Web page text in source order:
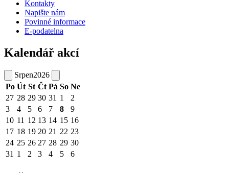
Kontakty
Napište nám
Povinné informace
E-podatelna
Kalendář akcí
Srpen2026
Po Út St Čt Pá So Ne
27 28 29 30 31 1
2
3
4 5 6 7 8
9
10 11 12 13 14 15 16
17 18 19 20 21 22 23
24 25 26 27 28 29 30
31 1 2 3 4 5 6